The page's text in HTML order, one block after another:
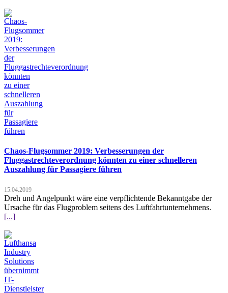
Chaos-Flugsommer 2019: Verbesserungen der
Fluggastrechteverordnung könnten zu einer schnelleren
Auszahlung für Passagiere führen
15.04.2019
Dreh und Angelpunkt wäre eine verpflichtende Bekanntgabe der
Ursache für das Flugproblem seitens des Luftfahrtunternehmens.
[...]